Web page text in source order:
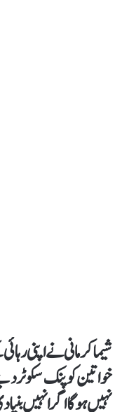
شیما کرمانی نے اپنی
خواتین کو پنک سکوٹر
نہیں ہوگا اگر انہیں